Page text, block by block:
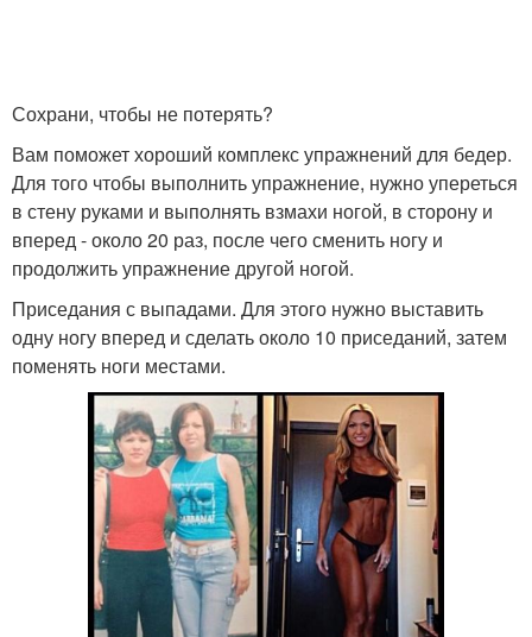
Сохрани, чтобы не потерять?
Вам поможет хороший комплекс упражнений для бедер.
Для того чтобы выполнить упражнение, нужно упереться
в стену руками и выполнять взмахи ногой, в сторону и
вперед - около 20 раз, после чего сменить ногу и
продолжить упражнение другой ногой.
Приседания с выпадами. Для этого нужно выставить
одну ногу вперед и сделать около 10 приседаний, затем
поменять ноги местами.